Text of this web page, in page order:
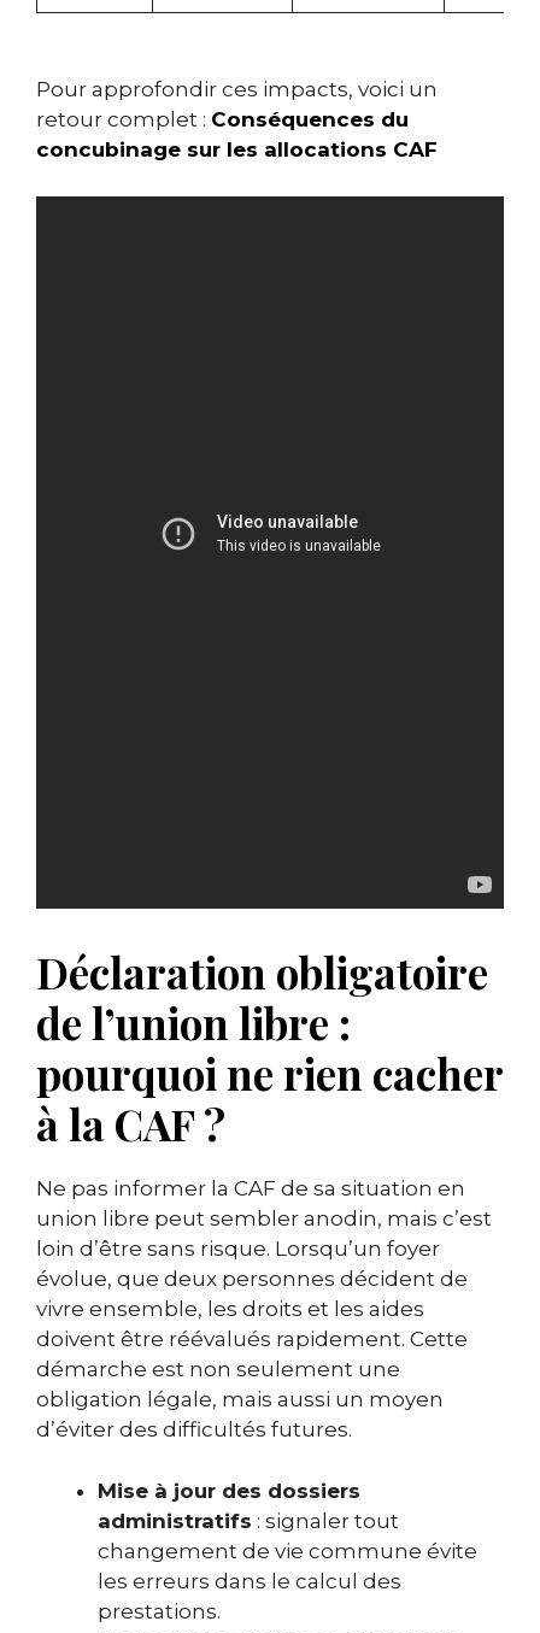
Pour approfondir ces impacts, voici un
retour complet : Conséquences du
concubinage sur les allocations CAF
Déclaration obligatoire
de l’union libre :
pourquoi ne rien cacher
à la CAF ?
Ne pas informer la CAF de sa situation en
union libre peut sembler anodin, mais c’est
loin d’être sans risque. Lorsqu’un foyer
évolue, que deux personnes décident de
vivre ensemble, les droits et les aides
doivent être réévalués rapidement. Cette
démarche est non seulement une
obligation légale, mais aussi un moyen
d’éviter des difficultés futures.
Mise à jour des dossiers
administratifs : signaler tout
changement de vie commune évite
les erreurs dans le calcul des
prestations.